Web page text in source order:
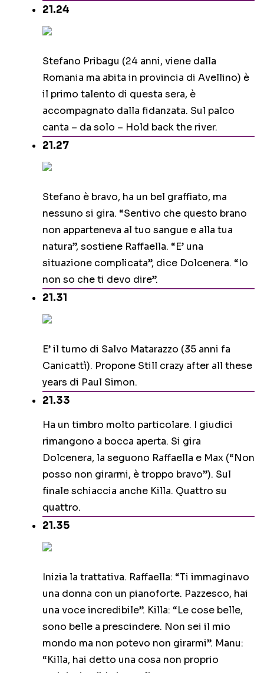
21.24
Stefano Pribagu (24 anni, viene dalla
Romania ma abita in provincia di Avellino) è
il primo talento di questa sera, è
accompagnato dalla fidanzata. Sul palco
canta – da solo – Hold back the river.
21.27
Stefano è bravo, ha un bel graffiato, ma
nessuno si gira. “Sentivo che questo brano
non apparteneva al tuo sangue e alla tua
natura”, sostiene Raffaella. “E’ una
situazione complicata”, dice Dolcenera. “Io
non so che ti devo dire”.
21.31
E’ il turno di Salvo Matarazzo (35 anni fa
Canicattì). Propone Still crazy after all these
years di Paul Simon.
21.33
Ha un timbro molto particolare. I giudici
rimangono a bocca aperta. Si gira
Dolcenera, la seguono Raffaella e Max (“Non
posso non girarmi, è troppo bravo”). Sul
finale schiaccia anche Killa. Quattro su
quattro.
21.35
Inizia la trattativa. Raffaella: “Ti immaginavo
una donna con un pianoforte. Pazzesco, hai
una voce incredibile”. Killa: “Le cose belle,
sono belle a prescindere. Non sei il mio
mondo ma non potevo non girarmi”. Manu:
“Killa, hai detto una cosa non proprio